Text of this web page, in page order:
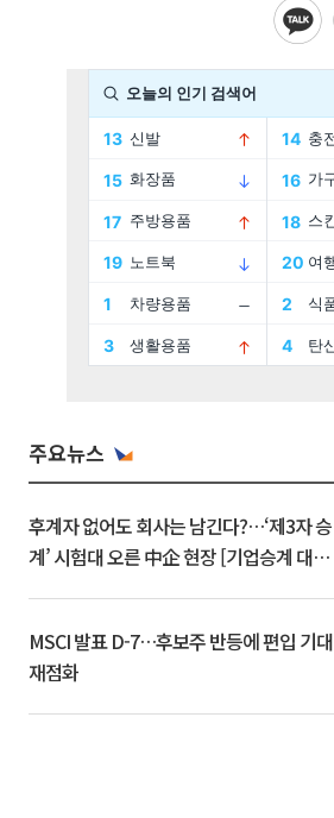
주요뉴스
후계자 없어도 회사는 남긴다?…‘제3자 승
계’ 시험대 오른 中企 현장 [기업승계 대전
MSCI 발표 D-7…후보주 반등에 편입 기대
재점화